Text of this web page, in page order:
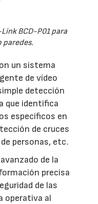
BCD-P01 para
paredes.
un sistema
de vídeo
detección
que identifica
específicos en
de cruces
personas, etc.
de la
precisa
de las
operativa al